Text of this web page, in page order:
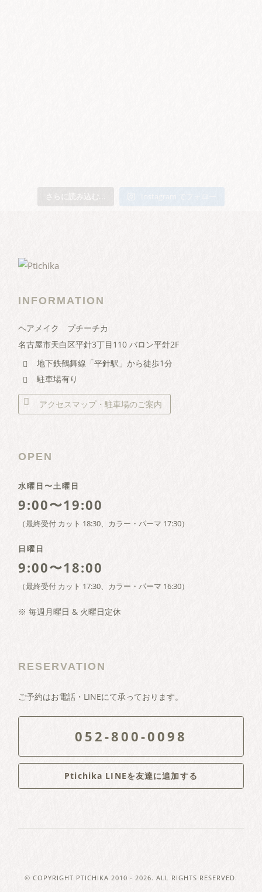
さらに読み込む... Instagram でフォロー
INFORMATION
ヘアメイク プチーチカ
名古屋市天白区平針3丁目110 バロン平針2F
地下鉄鶴舞線「平針駅」から徒歩1分
駐車場有り
アクセスマップ・駐車場のご案内
OPEN
水曜日〜土曜日
9:00〜19:00
（最終受付 カット 18:30、カラー・パーマ 17:30）
日曜日
9:00〜18:00
（最終受付 カット 17:30、カラー・パーマ 16:30）
※ 毎週月曜日 & 火曜日定休
RESERVATION
ご予約はお電話・LINEにて承っております。
052-800-0098
Ptichika LINEを友達に追加する
© COPYRIGHT PTICHIKA 2010 - 2026. ALL RIGHTS RESERVED.